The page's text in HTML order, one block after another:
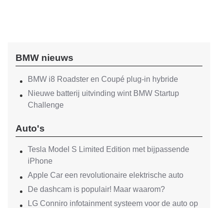
BMW nieuws
BMW i8 Roadster en Coupé plug-in hybride
Nieuwe batterij uitvinding wint BMW Startup
Challenge
Auto's
Tesla Model S Limited Edition met bijpassende
iPhone
Apple Car een revolutionaire elektrische auto
De dashcam is populair! Maar waarom?
LG Conniro infotainment systeem voor de auto op